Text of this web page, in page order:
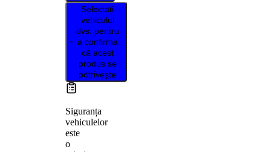
Selectați
vehiculul
dvs. pentru
a confirma
că acest
produs se
potrivește
Siguranța
vehiculelor
este
o